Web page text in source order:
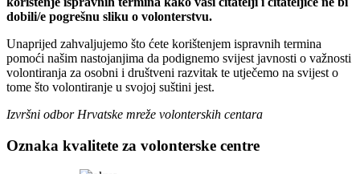
dobili/e pogrešnu sliku o volonterstvu.
Unaprijed zahvaljujemo što ćete korištenjem ispravnih termina
pomoći našim nastojanjima da podignemo svijest javnosti o važnosti
volontiranja za osobni i društveni razvitak te utječemo na svijest o
tome što volontiranje u svojoj suštini jest.
Izvršni odbor Hrvatske mreže volonterskih centara
Oznaka kvalitete za volonterske centre